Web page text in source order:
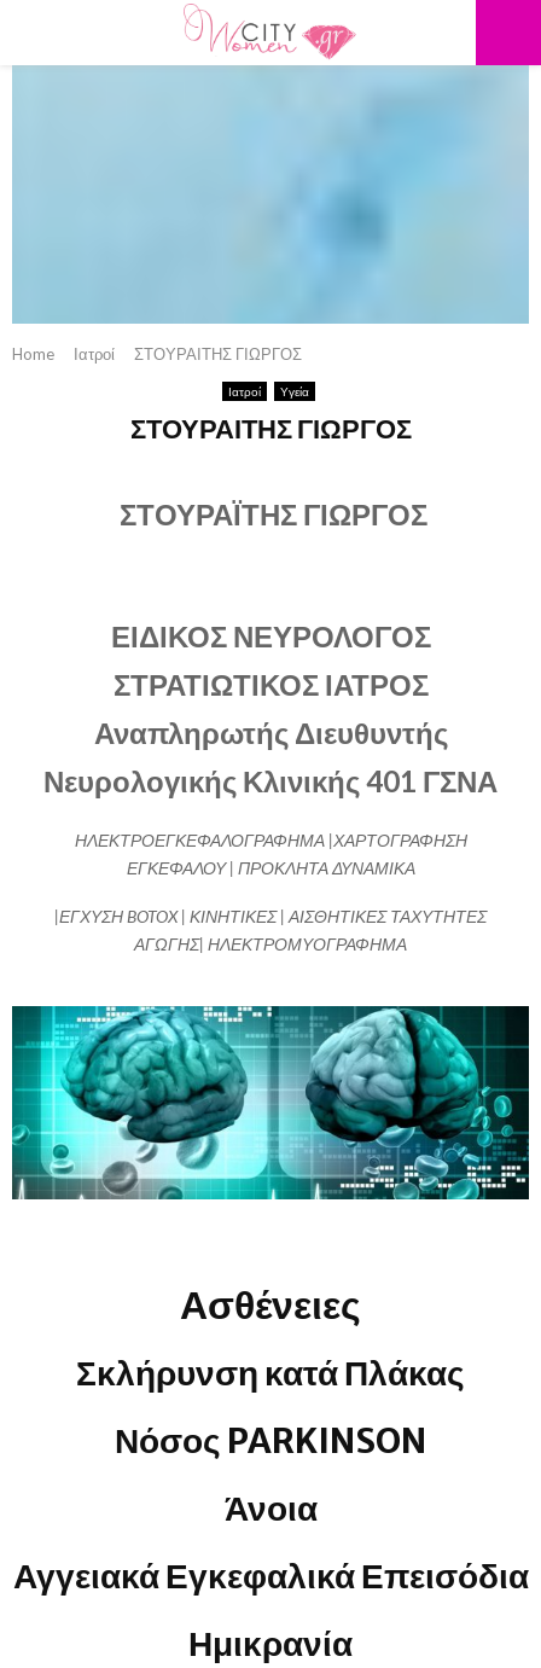
PRIMARY
Home Ιατροί ΣΤΟΥΡΑΙΤΗΣ ΓΙΩΡΓΟΣ
Ιατροί Υγεία
ΣΤΟΥΡΑΙΤΗΣ ΓΙΩΡΓΟΣ
ΣΤΟΥΡΑΪΤΗΣ ΓΙΩΡΓΟΣ
ΕΙΔΙΚΟΣ ΝΕΥΡΟΛΟΓΟΣ
ΣΤΡΑΤΙΩΤΙΚΟΣ ΙΑΤΡΟΣ
Αναπληρωτής Διευθυντής
Νευρολογικής Κλινικής 401 ΓΣΝΑ
ΗΛΕΚΤΡΟΕΓΚΕΦΑΛΟΓΡΑΦΗΜΑ |ΧΑΡΤΟΓΡΑΦΗΣΗ
ΕΓΚΕΦΑΛΟΥ | ΠΡΟΚΛΗΤΑ ΔΥΝΑΜΙΚΑ
|ΕΓΧΥΣΗ BOTOX | ΚΙΝΗΤΙΚΕΣ | ΑΙΣΘΗΤΙΚΕΣ ΤΑΧΥΤΗΤΕΣ
ΑΓΩΓΗΣ| ΗΛΕΚΤΡΟΜΥΟΓΡΑΦΗΜΑ
Ασθένειες
Σκλήρυνση κατά Πλάκας
Νόσος PARKINSON
Άνοια
Αγγειακά Εγκεφαλικά Επεισόδια
Ημικρανία